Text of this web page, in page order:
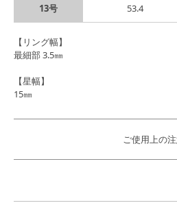
13号 53.4
【リング幅】
最細部 3.5㎜
【星幅】
15㎜
ご使用上の